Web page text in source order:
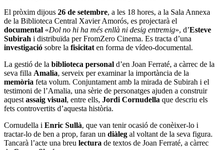
El pròxim dijous 26 de setembre, a les 18 hores, a la Sala Annexa
de la Biblioteca Central Xavier Amorós, es projectarà el
documental «Dol no hi ha més enllà ni desig entremig», d’Esteve
Subirah i distribuïda per FromZero Cinema. Es tracta d’una
investigació sobre la fisicitat en forma de vídeo-documental.
La gestió de la biblioteca personal d’en Joan Ferraté, a càrrec de la
seva filla Amalia, serveix per examinar la importància de la
memòria feta volum. Conjuntament amb la mirada de Subirah i el
testimoni de l’Amalia, una sèrie de personatges ajuden a construir
aquest assaig visual, entre ells, Jordi Cornudella que descriu els
fets controvertits d’aquesta història.
Cornudella i Enric Sullà, que van tenir ocasió de conèixer-lo i
tractar-lo de ben a prop, faran un diàleg al voltant de la seva figura.
Tancarà l’acte una breu lectura de textos de Joan Ferraté, a càrrec